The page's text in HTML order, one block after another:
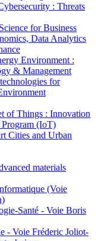
: Threats
for Business
Data Analytics
Environment :
& Management
for
of Things : Innovation
Program (IoT)
Cities and Urban
materials
(Voie
Santé - Voie Boris
- Voie Fréderic Joliot-